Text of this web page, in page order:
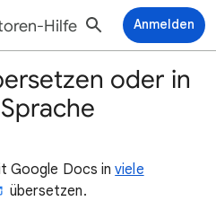
Hilfe Anmelden
oder in
Google Docs inviele
übersetzen.